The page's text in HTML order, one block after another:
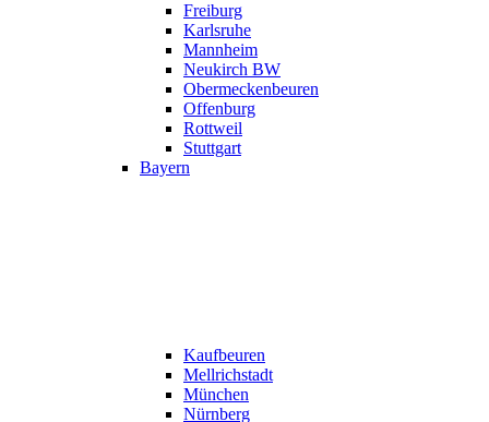
Freiburg
Karlsruhe
Mannheim
Neukirch BW
Obermeckenbeuren
Offenburg
Rottweil
Stuttgart
Bayern
Kaufbeuren
Mellrichstadt
München
Nürnberg